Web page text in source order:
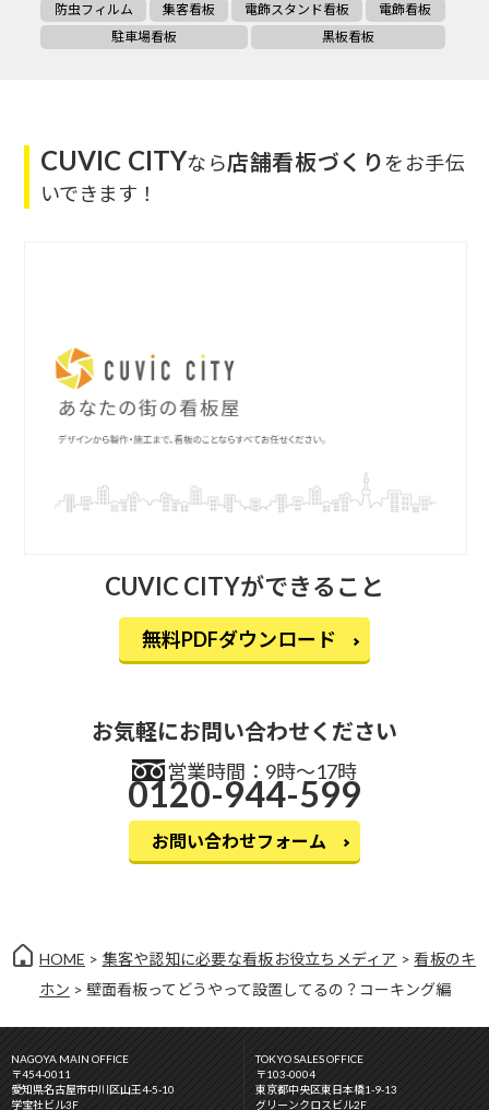
防虫フィルム
集客看板 電飾スタンド看板
電飾看板
駐車場看板
黒板看板
CUVIC CITYなら店舗看板づくりをお手伝
いできます！
CUVIC CITYができること
無料PDFダウンロード
お気軽にお問い合わせください
営業時間：9時〜17時
0120-944-599
お問い合わせフォーム
HOME > 集客や認知に必要な看板お役立ちメディア >看板のキ
ホン > 壁面看板ってどうやって設置してるの？コーキング編
NAGOYA MAIN OFFICE
〒454-0011
愛知県名古屋市中川区山王4-5-10
学宝社ビル3F
TOKYO SALES OFFICE
〒103-0004
東京都中央区東日本橋1-9-13
グリーンクロスビル2F